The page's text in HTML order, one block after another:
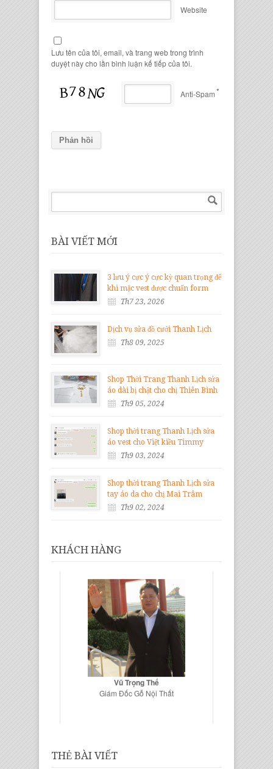
Website
Lưu tên của tôi, email, và trang web trong trình
duyệt này cho lần bình luận kế tiếp của tôi.
Anti-Spam*
BÀI VIẾT MỚI
3 lưu ý cực ý cực kỳ quan trọng để
khi mặc vest được chuẩn form
Th7 23, 2026
Dịch vụ sửa đồ cưới Thanh Lịch
Th8 09, 2025
Shop Thời Trang Thanh Lịch sửa
áo dài bị chật cho chị Thiên Bình
Th9 05, 2024
Shop thời trang Thanh Lịch sửa
áo vest cho Việt kiều Timmy
Th9 03, 2024
Shop thời trang Thanh Lịch sửa
tay áo da cho chị Mai Trâm
Th9 02, 2024
KHÁCH HÀNG
Vũ Trọng Thế
Giám Đốc Gỗ Nội Thất
THẺ BÀI VIẾT